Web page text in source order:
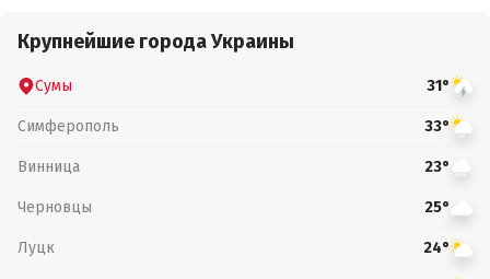
Крупнейшие города Украины
Сумы 31°
Симферополь 33°
Винница 23°
Черновцы 25°
Луцк 24°